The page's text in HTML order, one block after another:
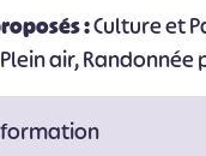
:Culture et
air, Randonnée